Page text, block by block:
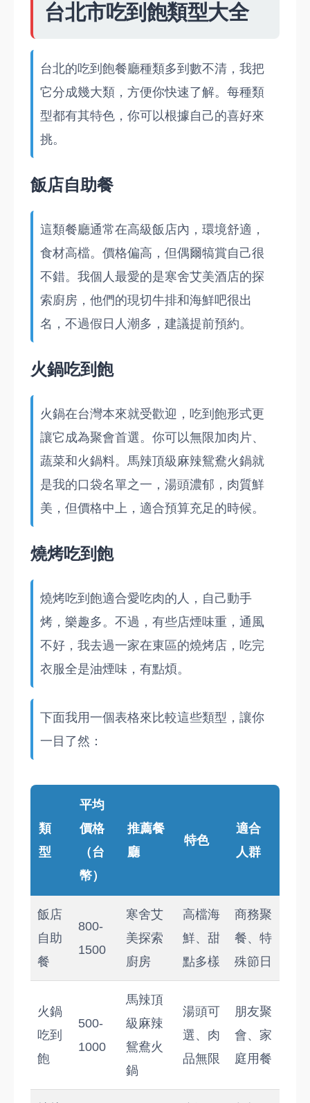
台北市吃到飽類型大全
台北的吃到飽餐廳種類多到數不清，我把
它分成幾大類，方便你快速了解。每種類
型都有其特色，你可以根據自己的喜好來
挑。
飯店自助餐
這類餐廳通常在高級飯店內，環境舒適，
食材高檔。價格偏高，但偶爾犒賞自己很
不錯。我個人最愛的是寒舍艾美酒店的探
索廚房，他們的現切牛排和海鮮吧很出
名，不過假日人潮多，建議提前預約。
火鍋吃到飽
火鍋在台灣本來就受歡迎，吃到飽形式更
讓它成為聚會首選。你可以無限加肉片、
蔬菜和火鍋料。馬辣頂級麻辣鴛鴦火鍋就
是我的口袋名單之一，湯頭濃郁，肉質鮮
美，但價格中上，適合預算充足的時候。
燒烤吃到飽
燒烤吃到飽適合愛吃肉的人，自己動手
烤，樂趣多。不過，有些店煙味重，通風
不好，我去過一家在東區的燒烤店，吃完
衣服全是油煙味，有點煩。
下面我用一個表格來比較這些類型，讓你
一目了然：
類
型
平均
價格
（台
幣）
推薦餐
廳
特色
適合
人群
飯店
自助
餐
800-
1500
寒舍艾
美探索
廚房
高檔海
鮮、甜
點多樣
商務聚
餐、特
殊節日
火鍋
吃到
飽
500-
1000
馬辣頂
級麻辣
鴛鴦火
鍋
湯頭可
選、肉
品無限
朋友聚
會、家
庭用餐